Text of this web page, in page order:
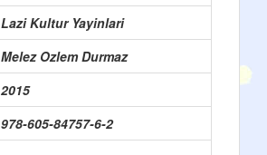
Lazi Kultur Yayinlari
Melez Ozlem Durmaz
2015
978-605-84757-6-2